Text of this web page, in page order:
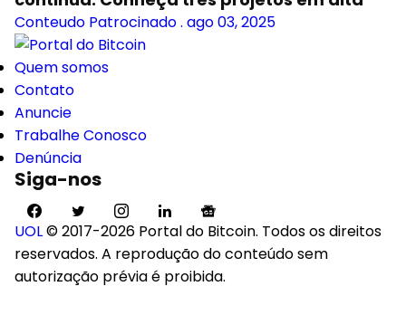
Conteudo Patrocinado. ago 03, 2025
Quem somos
Contato
Anuncie
Trabalhe Conosco
Denúncia
Siga-nos
UOL© 2017-2026 Portal do Bitcoin. Todos os direitos
reservados. A reprodução do conteúdo sem
autorização prévia é proibida.